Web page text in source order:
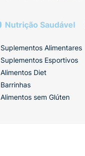
Nutrição Saudável
Suplementos Alimentares
Suplementos Esportivos
Alimentos Diet
Barrinhas
Alimentos sem Glúten